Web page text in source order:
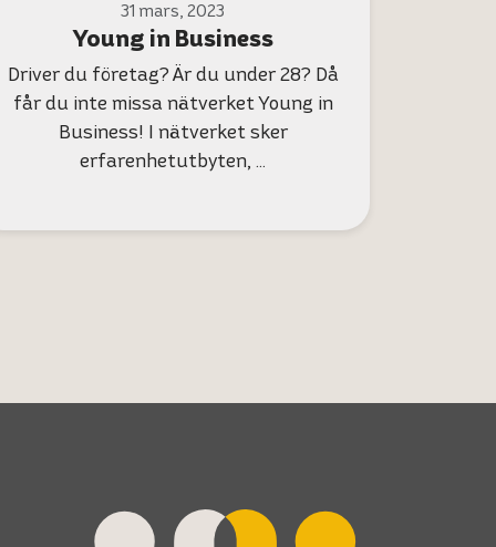
31 mars, 2023
Young in Business
Driver du företag? Är du under 28? Då
får du inte missa nätverket Young in
Business! I nätverket sker
erfarenhetutbyten, …